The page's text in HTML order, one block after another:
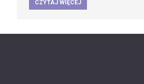
CZYTAJ WIĘCEJ